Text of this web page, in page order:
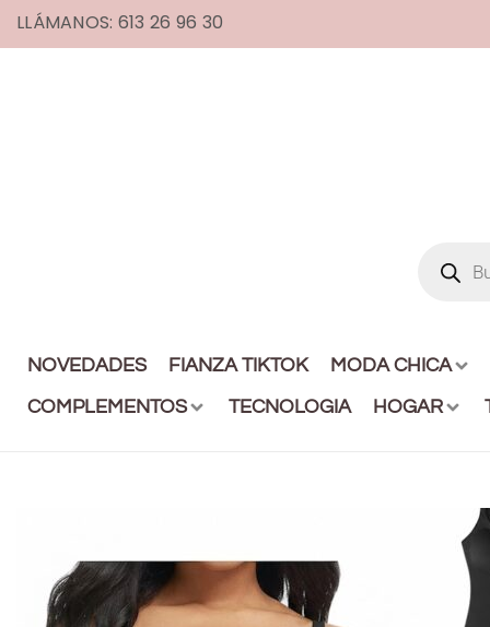
LLÁMANOS: 613 26 96 30
NOVEDADES FIANZA TIKTOK
MODA CHICA
COMPLEMENTOS
TECNOLOGIA HOGAR